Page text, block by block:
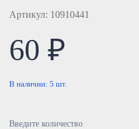
Артикул: 10910441
60 ₽
В наличии: 5 шт.
Введите количество